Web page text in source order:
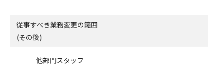
従事すべき業務変更の範囲
(その後)
他部門スタッフ